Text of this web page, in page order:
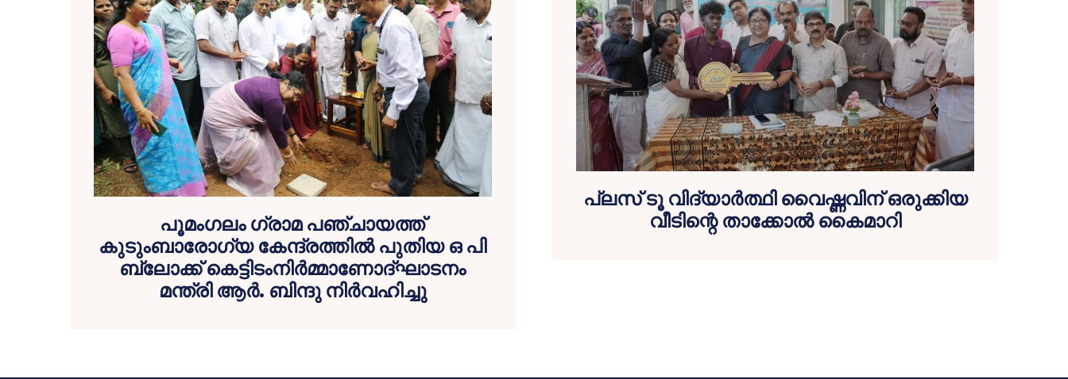
പൂമംഗലം ഗ്രാമ പഞ്ചായത്ത്
കുടുംബാരോഗ്യ കേന്ദ്രത്തിൽ പുതിയ ഒ പി
ബ്ലോക്ക് കെട്ടിടംനിർമ്മാണോദ്ഘാടനം
മന്ത്രി ആര്‍. ബിന്ദു നിർവഹിച്ചു
പ്ലസ് ടൂ വിദ്യാർത്ഥി വൈഷ്ണവിന് ഒരുക്കിയ
വീടിന്റെ താക്കോൽ കൈമാറി